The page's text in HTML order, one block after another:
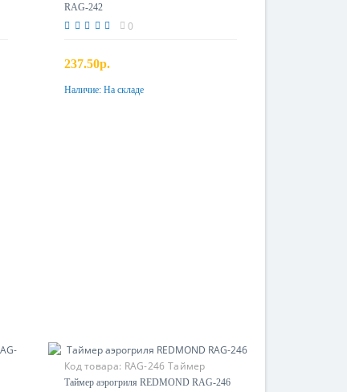
RAG-242
0
237.50р.
Купить
Наличие: На складе
Код товара: RAG-246 Таймер
Таймер аэрогриля REDMOND RAG-246